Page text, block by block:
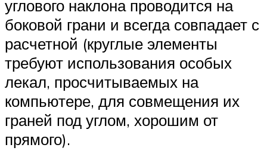
углового наклона проводится на
боковой грани и всегда совпадает с
расчетной (круглые элементы
требуют использования особых
лекал, просчитываемых на
компьютере, для совмещения их
граней под углом, хорошим от
прямого).